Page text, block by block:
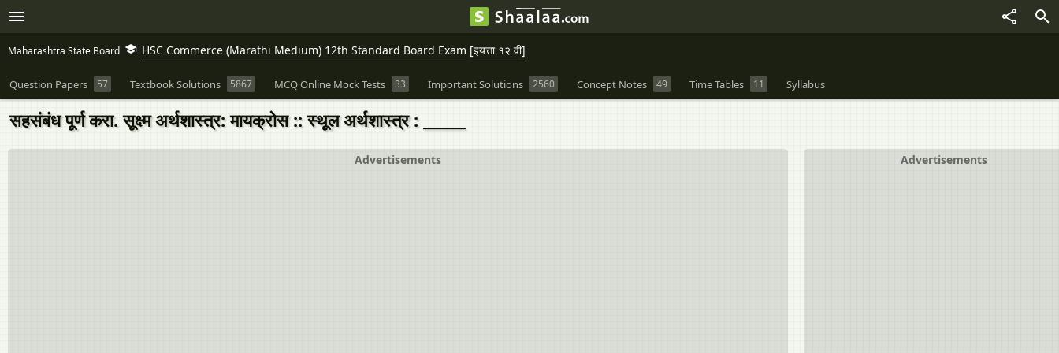
Maharashtra State Board HSC Commerce (Marathi Medium) 12th Standard Board Exam [इयत्ता १२ वी]
Question Papers 57 Textbook Solutions 5867 MCQ Online Mock Tests 33 Important Solutions 2560 Concept Notes 49 Time Tables 11 Syllabus
सहसंबंध पूर्ण करा. सूक्ष्म अर्थशास्त्र: मायक्रोस :: स्थूल अर्थशास्त्र : ______
Advertisements
Advertisements